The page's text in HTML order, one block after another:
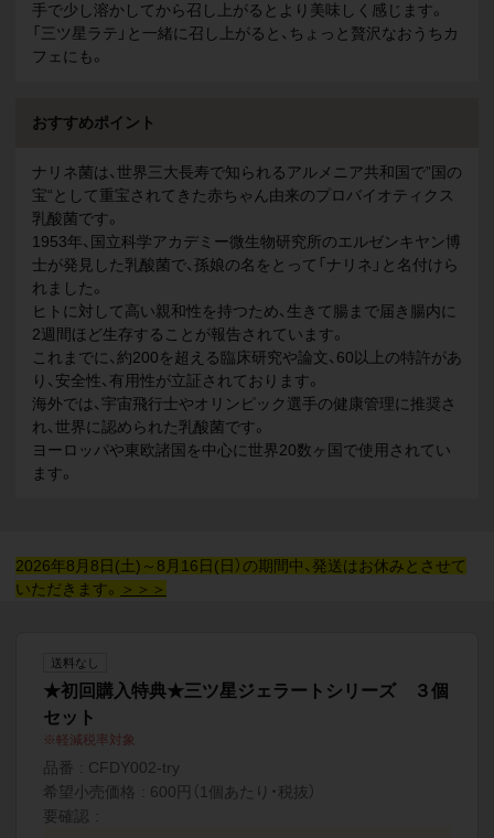
手で少し溶かしてから召し上がるとより美味しく感じます。
「三ツ星ラテ」と一緒に召し上がると、ちょっと贅沢なおうちカ
フェにも。
おすすめポイント
ナリネ菌は、世界三大長寿で知られるアルメニア共和国で”国の
宝“として重宝されてきた赤ちゃん由来のプロバイオティクス
乳酸菌です。
1953年、国立科学アカデミー微生物研究所のエルゼンキヤン博
士が発見した乳酸菌で、孫娘の名をとって「ナリネ」と名付けら
れました。
ヒトに対して高い親和性を持つため、生きて腸まで届き腸内に
2週間ほど生存することが報告されています。
これまでに、約200を超える臨床研究や論文、60以上の特許があ
り、安全性、有用性が立証されております。
海外では、宇宙飛行士やオリンピック選手の健康管理に推奨さ
れ、世界に認められた乳酸菌です。
ヨーロッパや東欧諸国を中心に世界20数ヶ国で使用されてい
ます。
2026年8月8日(土)～8月16日(日）の期間中、発送はお休みとさせて
いただきます。
＞＞＞
送料なし
★初回購入特典★三ツ星ジェラートシリーズ ３個
セット
軽減税率対象
品番
CFDY002-try
希望小売価格
600円（1個あたり・税抜）
要確認